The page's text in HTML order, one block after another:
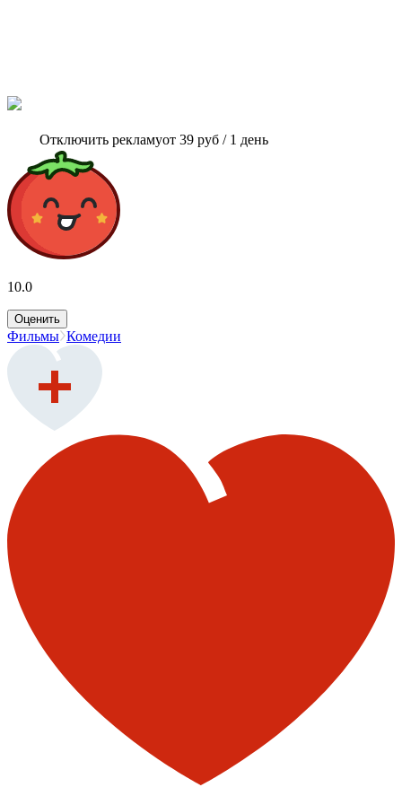
Отключить рекламуот 39 руб / 1 день
10.0
Оценить
Фильмы Комедии